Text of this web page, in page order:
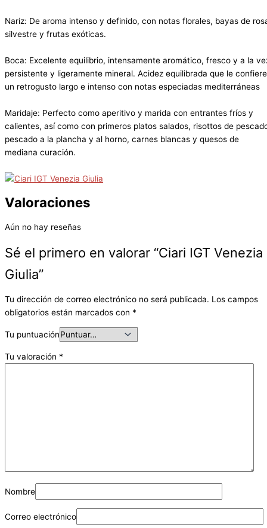
Nariz: De aroma intenso y definido, con notas florales, bayas de
silvestre y frutas exóticas.
Boca: Excelente equilibrio, intensamente aromático, fresco y a la
persistente y ligeramente mineral. Acidez equilibrada que le confiere
un retrogusto largo e intenso con notas especiadas mediterráneas
Maridaje: Perfecto como aperitivo y marida con entrantes fríos y
calientes, así como con primeros platos salados, risottos de
pescado a la plancha y al horno, carnes blancas y quesos de
mediana curación.
Valoraciones
Aún no hay reseñas
Sé el primero en valorar “Ciari IGT Venezia
Giulia”
Tu dirección de correo electrónico no será publicada. Los campos
obligatorios están marcados con *
Tu puntuación
Tu valoración *
Nombre
Correo electrónico